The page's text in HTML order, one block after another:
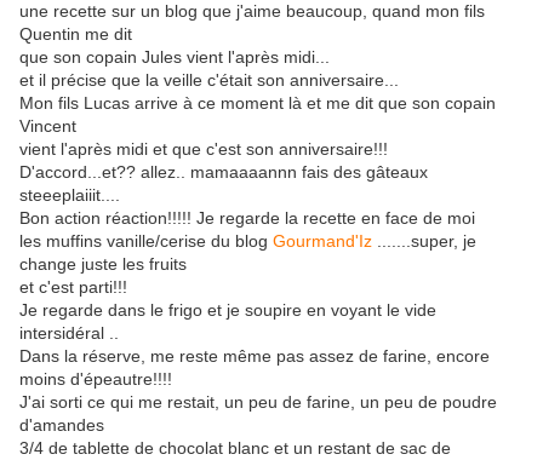
une recette sur un blog que j'aime beaucoup, quand mon fils
Quentin me dit
que son copain Jules vient l'après midi...
et il précise que la veille c'était son anniversaire...
Mon fils Lucas arrive à ce moment là et me dit que son copain
Vincent
vient l'après midi et que c'est son anniversaire!!!
D'accord...et?? allez.. mamaaaannn fais des gâteaux
steeeplaiiit....
Bon action réaction!!!!! Je regarde la recette en face de moi
les muffins vanille/cerise du blog Gourmand'Iz .......super, je
change juste les fruits
et c'est parti!!!
Je regarde dans le frigo et je soupire en voyant le vide
intersidéral ..
Dans la réserve, me reste même pas assez de farine, encore
moins d'épeautre!!!!
J'ai sorti ce qui me restait, un peu de farine, un peu de poudre
d'amandes
3/4 de tablette de chocolat blanc et un restant de sac de